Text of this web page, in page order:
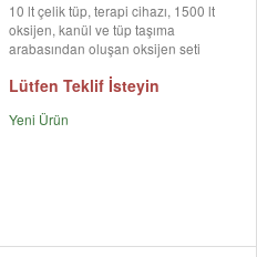
10 lt çelik tüp, terapi cihazı, 1500 lt
oksijen, kanül ve tüp taşıma
arabasından oluşan oksijen seti
Lütfen Teklif İsteyin
Yeni Ürün